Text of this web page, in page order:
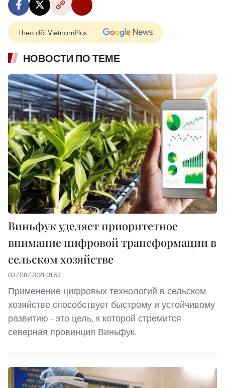
Theo dõi VietnamPlus
НОВОСТИ ПО ТЕМЕ
Виньфук уделяет приоритетное
внимание цифровой трансформации в
сельском хозяйстве
03/08/2021 01:53
Применение цифровых технологий в сельском
хозяйстве способствует быстрому и устойчивому
развитию - это цель, к которой стремится
северная провинция Виньфук.